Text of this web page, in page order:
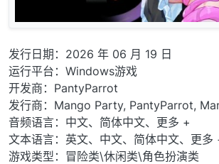
发行日期：2026 年 06 月 19 日
运行平台：Windows游戏
开发商：PantyParrot
发行商：Mango Party, PantyParrot,
音频语言：中文、简体中文、更多 +
文本语言：英文、中文、简体中文、更多
游戏类型：冒险类\休闲类\角色扮演类